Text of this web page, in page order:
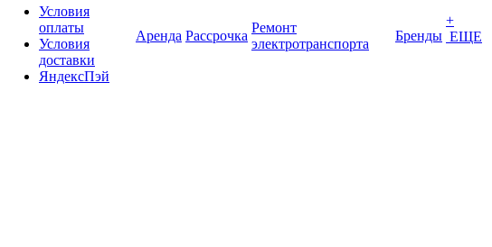
Условия
оплаты
Условия
доставки
ЯндексПэй
Аренда Рассрочка
Ремонт
электротранспорта
Бренды
+
ЕЩЕ